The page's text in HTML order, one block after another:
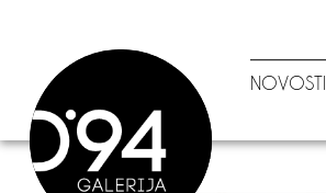
NOVOSTI